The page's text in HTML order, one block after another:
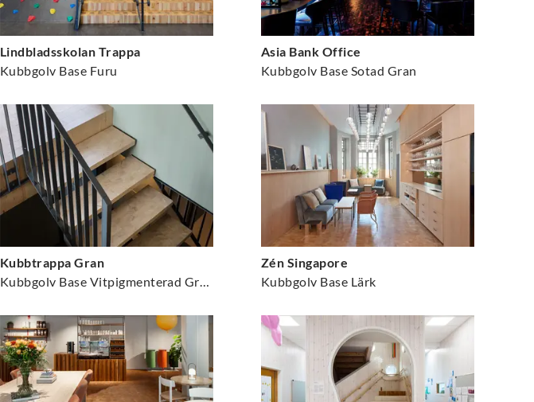
Lindbladsskolan Trappa
Kubbgolv Base Furu
Asia Bank Office
Kubbgolv Base Sotad Gran
Kubbtrappa Gran
Zén Singapore
Kubbgolv Base Lärk